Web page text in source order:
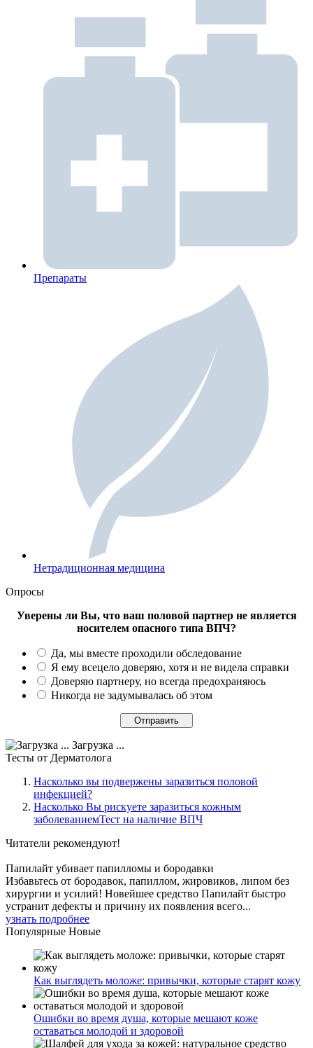
Препараты
Нетрадиционная медицина
Опросы
Уверены ли Вы, что ваш половой партнер не является
носителем опасного типа ВПЧ?
Да, мы вместе проходили обследование
Я ему всецело доверяю, хотя и не видела справки
Доверяю партнеру, но всегда предохраняюсь
Никогда не задумывалась об этом
Загрузка ...
Тесты от Дерматолога
Насколько вы подвержены заразиться половой
инфекцией?
Насколько Вы рискуете заразиться кожным
заболеваниемТест на наличие ВПЧ
Читатели рекомендуют!
Папилайт убивает папилломы и бородавки
Избавьтесь от бородавок, папиллом, жировиков, липом без
хирургии и усилий! Новейшее средство Папилайт быстро
устранит дефекты и причину их появления всего...
узнать подробнее
Популярные Новые
Как выглядеть моложе: привычки, которые старят кожу
Ошибки во время душа, которые мешают коже
оставаться молодой и здоровой